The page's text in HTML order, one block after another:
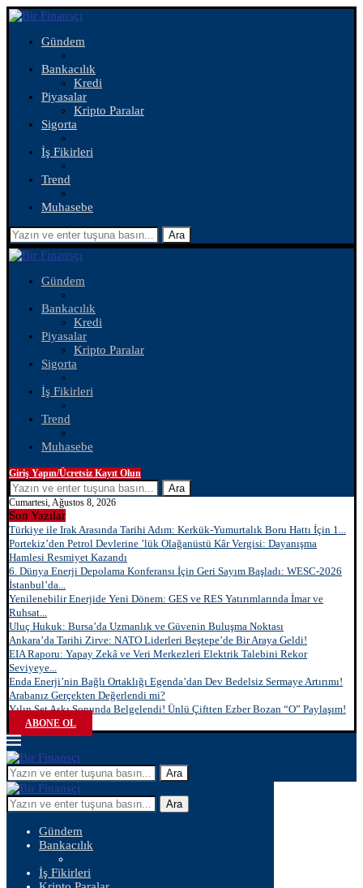
Gündem
Bankacılık
Kredi
Piyasalar
Kripto Paralar
Sigorta
İş Fikirleri
Trend
Muhasebe
Ara
Gündem
Bankacılık
Kredi
Piyasalar
Kripto Paralar
Sigorta
İş Fikirleri
Trend
Muhasebe
Giriş Yapın/Ücretsiz Kayıt Olun
Ara
Cumartesi, Ağustos 8, 2026
Son Yazılar
Türkiye ile Irak Arasında Tarihi Adım: Kerkük-Yumurtalık Boru Hattı İçin 1...
Portekiz’den Petrol Devlerine ’lük Olağanüstü Kâr Vergisi: Dayanışma
Hamlesi Resmiyet Kazandı
6. Dünya Enerji Depolama Konferansı İçin Geri Sayım Başladı: WESC-2026
İstanbul’da...
Yenilenebilir Enerjide Yeni Dönem: GES ve RES Yatırımlarında İmar ve
Ruhsat...
Uluç Hukuk: Bursa’da Uzmanlık ve Güvenin Buluşma Noktası
Ankara’da Tarihi Zirve: NATO Liderleri Beştepe’de Bir Araya Geldi!
EIA Raporu: Yapay Zekâ ve Veri Merkezleri Elektrik Talebini Rekor
Seviyeye...
Enda Enerji’nin Bağlı Ortaklığı Egenda’dan Dev Bedelsiz Sermaye Artırımı!
Arabanız Gerçekten Değerlendi mi?
Yılın Set Aşkı Sonunda Belgelendi! Ünlü Çiftten Ezber Bozan “O” Paylaşım!
ABONE OL
Ara
Ara
Gündem
Bankacılık
İş Fikirleri